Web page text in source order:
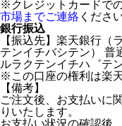
※クレジットカードで
市場までご連絡 ください
銀行振込
【振込先】楽天銀行（
テンイチバシテン） 普
ルラクテンイチハ゛テ
※この口座の権利は楽
【備考】
ご注文後、お支払いに
りいたします。
お支払い状況の確認後